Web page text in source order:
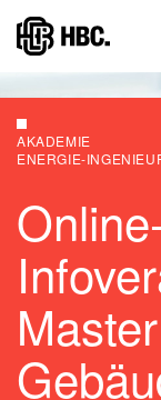
Direkt
zum
Inhalt
AKADEMIE
ENERGIE-
Master